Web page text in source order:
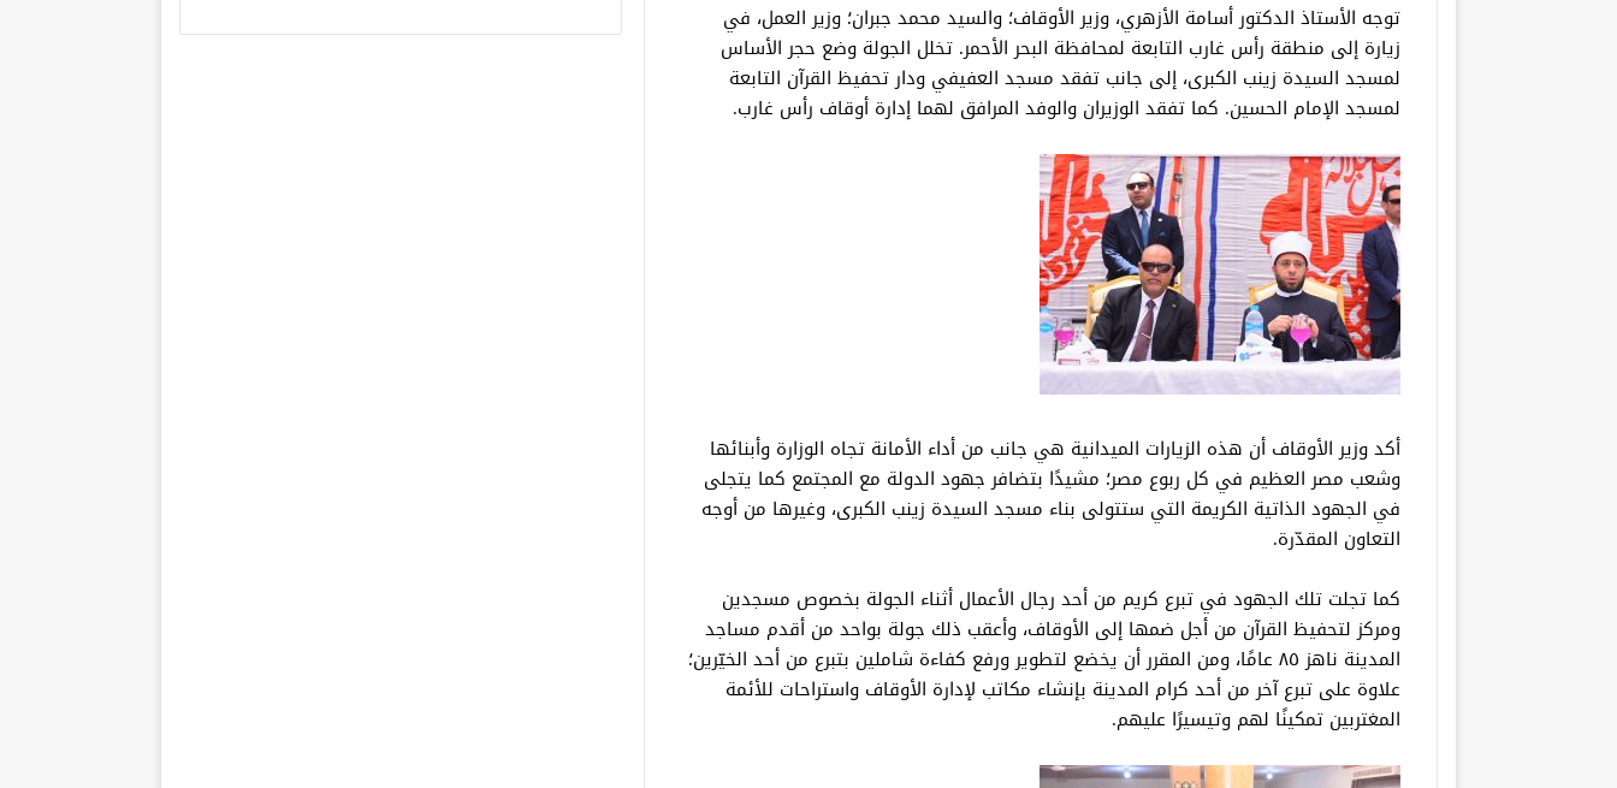
توجه الأستاذ الدكتور أسامة الأزهري، وزير الأوقاف؛ والسيد محمد جبران؛ وزير العمل، في
زيارة إلى منطقة رأس غارب التابعة لمحافظة البحر الأحمر. تخلل الجولة وضع حجر الأساس
لمسجد السيدة زينب الكبرى، إلى جانب تفقد مسجد العفيفي ودار تحفيظ القرآن التابعة
لمسجد الإمام الحسين. كما تفقد الوزيران والوفد المرافق لهما إدارة أوقاف رأس غارب.
أكد وزير الأوقاف أن هذه الزيارات الميدانية هي جانب من أداء الأمانة تجاه الوزارة وأبنائها
وشعب مصر العظيم في كل ربوع مصر؛ مشيدًا بتضافر جهود الدولة مع المجتمع كما يتجلى
في الجهود الذاتية الكريمة التي ستتولى بناء مسجد السيدة زينب الكبرى، وغيرها من أوجه
التعاون المقدّرة.
كما تجلت تلك الجهود في تبرع كريم من أحد رجال الأعمال أثناء الجولة بخصوص مسجدين
ومركز لتحفيظ القرآن من أجل ضمها إلى الأوقاف، وأعقب ذلك جولة بواحد من أقدم مساجد
المدينة ناهز ٨٥ عامًا، ومن المقرر أن يخضع لتطوير ورفع كفاءة شاملين بتبرع من أحد الخيّرين؛
علاوة على تبرع آخر من أحد كرام المدينة بإنشاء مكاتب لإدارة الأوقاف واستراحات للأئمة
المغتربين تمكينًا لهم وتيسيرًا عليهم.